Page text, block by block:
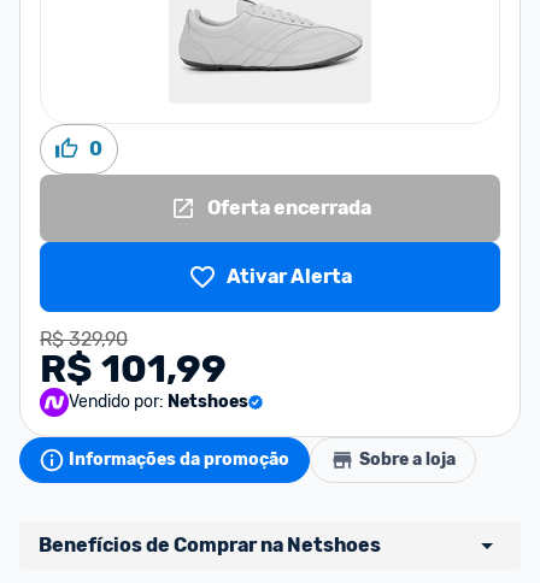
0
Oferta encerrada
Ativar Alerta
R$ 329,90
R$ 101,99
Vendido por: Netshoes
Informações da promoção Sobre a loja
Benefícios de Comprar na Netshoes